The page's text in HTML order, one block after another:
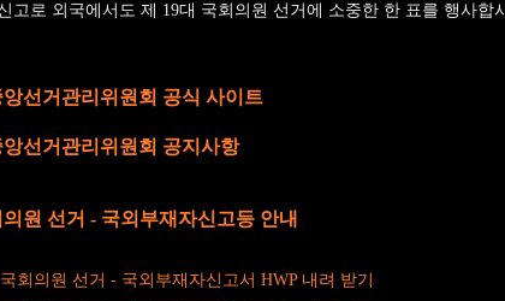
고로 외국에서도 제 19대 국회의원 선거에 소중한 한 표를 행사합
선거관리위원회 공식 사이트
선거관리위원회 공지사항
원 선거 - 국외부재자신고등 안내
회의원 선거 - 국외부재자신고서 HWP 내려 받기